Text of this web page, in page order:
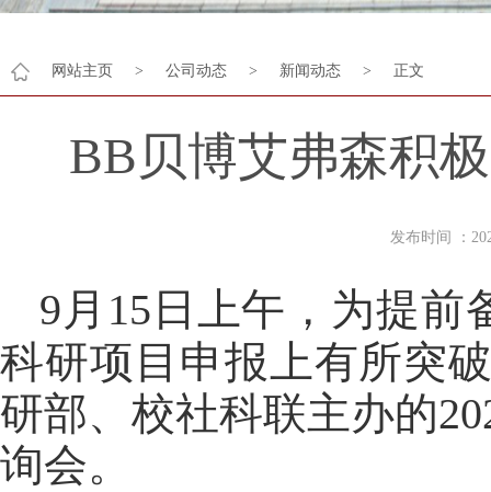
网站主页 > 公司动态 > 新闻动态 > 正文
BB贝博艾弗森积
发布时间 ：
9月15 日上午 ， 为提前
科研项目申报上有所突
研部、校社科联主办的
询会。